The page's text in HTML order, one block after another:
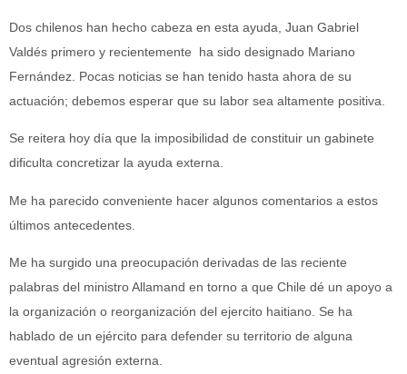
Dos chilenos han hecho cabeza en esta ayuda, Juan Gabriel
Valdés primero y recientemente ha sido designado Mariano
Fernández. Pocas noticias se han tenido hasta ahora de su
actuación; debemos esperar que su labor sea altamente positiva.
Se reitera hoy día que la imposibilidad de constituir un gabinete
dificulta concretizar la ayuda externa.
Me ha parecido conveniente hacer algunos comentarios a estos
últimos antecedentes.
Me ha surgido una preocupación derivadas de las reciente
palabras del ministro Allamand en torno a que Chile dé un apoyo a
la organización o reorganización del ejercito haitiano. Se ha
hablado de un ejército para defender su territorio de alguna
eventual agresión externa.